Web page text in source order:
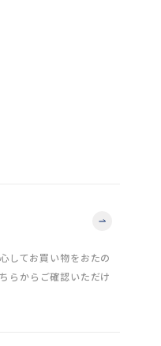
してお買い物をおたの
らからご確認いただけ